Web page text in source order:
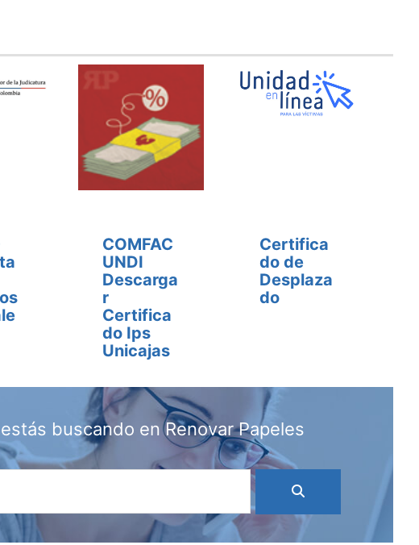
COMFAC
UNDI
Descarga
r
Certifica
do Ips
Unicajas
Certifica
do de
Desplaza
do
buscando en Renovar Papeles